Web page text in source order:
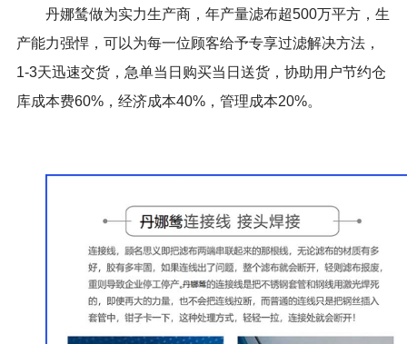
丹娜鸶做为实力生产商，年产量滤布超500万平方，生
产能力强悍，可以为每一位顾客给予专享过滤解决方法，
1-3天迅速交货，急单当日购买当日送货，协助用户节约仓
库成本费60%，经济成本40%，管理成本20%。